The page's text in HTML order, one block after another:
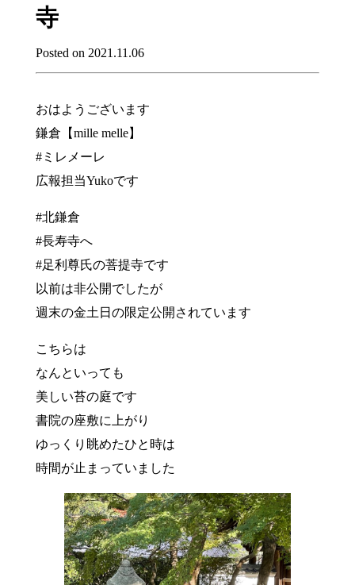
寺
Posted on 2021.11.06
おはようございます
鎌倉【mille melle】
#ミレメーレ
広報担当Yukoです
#北鎌倉
#長寿寺へ
#足利尊氏の菩提寺です
以前は非公開でしたが
週末の金土日の限定公開されています
こちらは
なんといっても
美しい苔の庭です
書院の座敷に上がり
ゆっくり眺めたひと時は
時間が止まっていました